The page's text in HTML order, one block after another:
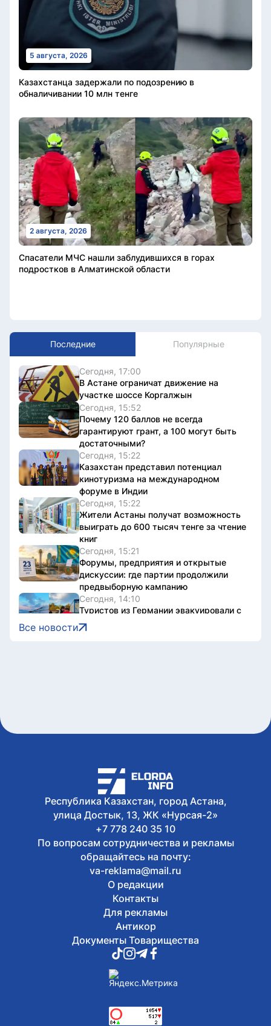
5 августа, 2026
Казахстанца задержали по подозрению в
обналичивании 10 млн тенге
2 августа, 2026
Спасатели МЧС нашли заблудившихся в горах
подростков в Алматинской области
Последние Популярные
Сегодня, 17:00
В Астане ограничат движение на
участке шоссе Коргалжын
Сегодня, 15:52
Почему 120 баллов не всегда
гарантируют грант, а 100 могут быть
достаточными?
Сегодня, 15:22
Казахстан представил потенциал
кинотуризма на международном
форуме в Индии
Сегодня, 15:22
Жители Астаны получат возможность
выиграть до 600 тысяч тенге за чтение
книг
Сегодня, 15:21
Форумы, предприятия и открытые
дискуссии: где партии продолжили
предвыборную кампанию
Сегодня, 14:10
Туристов из Германии эвакуировали с
пика в Алматинской области
Сегодня, 13:04
В Астане разъяснили новые правила
для пользователей электросамокатов
Все новости
Республика Казахстан, город Астана,
улица Достык, 13, ЖК «Нурсая-2»
+7 778 240 35 10
По вопросам сотрудничества и рекламы
обращайтесь на почту:
va-reklama@mail.ru
О редакции
Контакты
Для рекламы
Антикор
Документы Товарищества